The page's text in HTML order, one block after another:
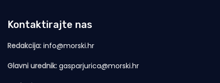
Kontaktirajte nas
Redakcija: info@morski.hr
Glavni urednik: gasparjurica@morski.hr